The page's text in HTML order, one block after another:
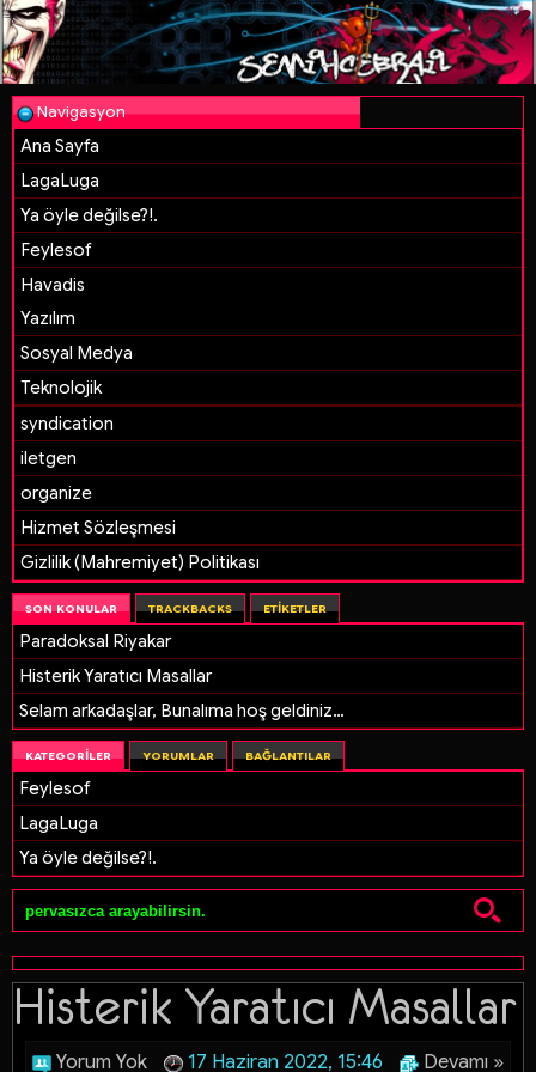
Navigasyon
Ana Sayfa
LagaLuga
Ya öyle değilse?!.
Feylesof
Havadis
Yazılım
Sosyal Medya
Teknolojik
syndication
iletgen
organize
Hizmet Sözleşmesi
Gizlilik (Mahremiyet) Politikası
SON KONULAR TRACKBACKS ETIKETLER
Paradoksal Riyakar
Histerik Yaratıcı Masallar
Selam arkadaşlar, Bunalıma hoş geldiniz…
KATEGORILER YORUMLAR BAĞLANTILAR
Feylesof
LagaLuga
Ya öyle değilse?!.
Histerik Yaratıcı Masallar
Yorum Yok 17 Haziran 2022, 15:46 Devamı »